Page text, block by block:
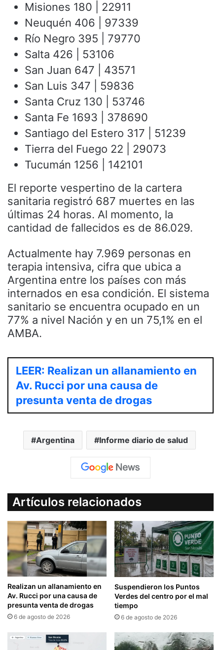
Misiones 180 | 22911
Neuquén 406 | 97339
Río Negro 395 | 79770
Salta 426 | 53106
San Juan 647 | 43571
San Luis 347 | 59836
Santa Cruz 130 | 53746
Santa Fe 1693 | 378690
Santiago del Estero 317 | 51239
Tierra del Fuego 22 | 29073
Tucumán 1256 | 142101
El reporte vespertino de la cartera
sanitaria registró 687 muertes en las
últimas 24 horas. Al momento, la
cantidad de fallecidos es de 86.029.
Actualmente hay 7.969 personas en
terapia intensiva, cifra que ubica a
Argentina entre los países con más
internados en esa condición. El sistema
sanitario se encuentra ocupado en un
77% a nivel Nación y en un 75,1% en el
AMBA.
LEER: Realizan un allanamiento en
Av. Rucci por una causa de
presunta venta de drogas
Argentina Informe diario de salud
Artículos relacionados
Realizan un allanamiento en
Av. Rucci por una causa de
presunta venta de drogas
6 de agosto de 2026
Suspendieron los Puntos
Verdes del centro por el mal
tiempo
6 de agosto de 2026